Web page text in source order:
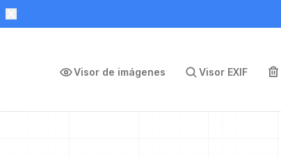
Visor de imágenes Visor EXIF